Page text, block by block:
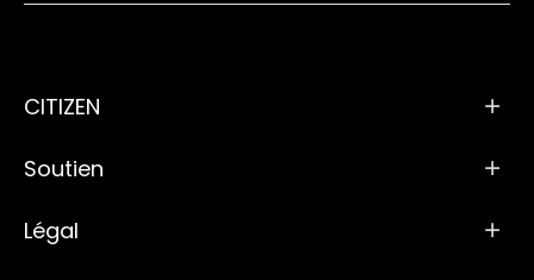
CITIZEN
Soutien
Légal